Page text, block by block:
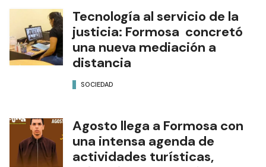
Subsecretaría de Transporte
y Emergencia
SOCIEDAD
Tecnología al servicio de la
una nueva mediación a
distancia
SOCIEDAD